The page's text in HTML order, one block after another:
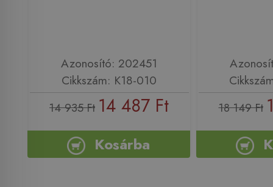
Azonosító: 202451
Cikkszám: K18-010
14 935 Ft 14 487 Ft
Kosárba
18 149 Ft